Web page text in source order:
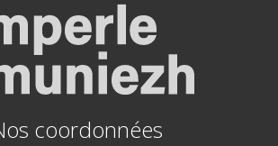
coordonnées